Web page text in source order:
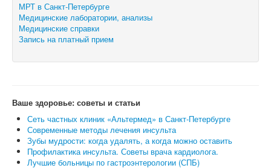
МРТ в Санкт-Петербурге
Медицинские лаборатории, анализы
Медицинские справки
Запись на платный прием
Ваше здоровье: советы и статьи
Сеть частных клиник «Альтермед» в Санкт-Петербурге
Современные методы лечения инсульта
Зубы мудрости: когда удалять, а когда можно оставить
Профилактика инсульта. Советы врача кардиолога.
Лучшие больницы по гастроэнтерологии (СПБ)